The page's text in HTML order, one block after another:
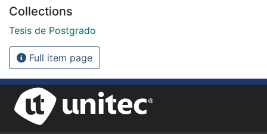
Collections
Tesis de Postgrado
Full item page